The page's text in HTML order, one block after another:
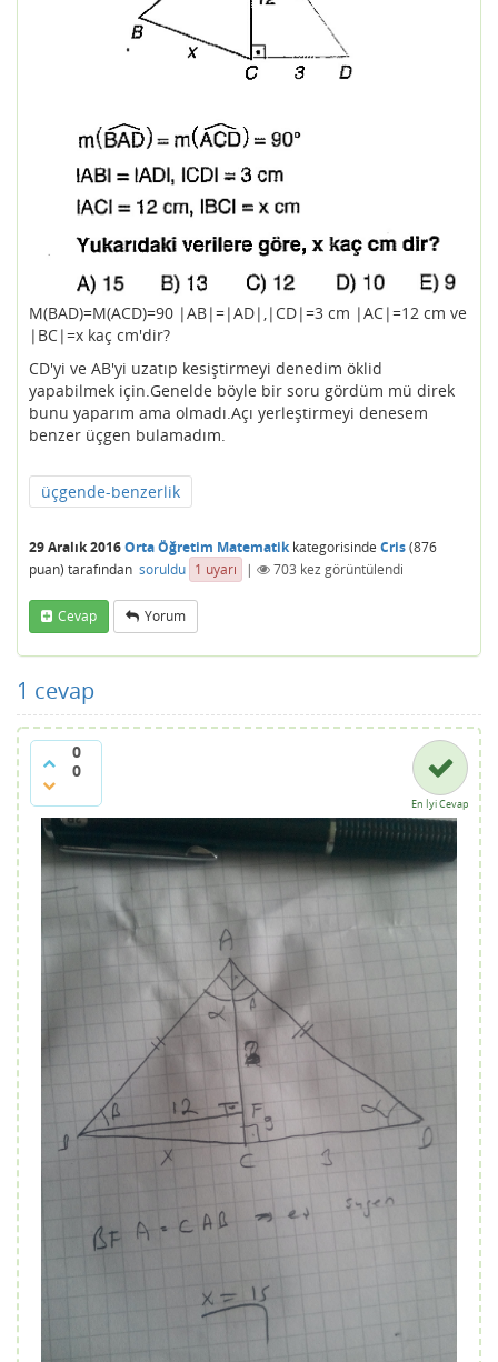
M(BAD)=M(ACD)=90 |AB|=|AD|,|CD|=3 cm |AC|=12 cm ve
|BC|=x kaç cm'dir?
CD'yi ve AB'yi uzatıp kesiştirmeyi denedim öklid
yapabilmek için.Genelde böyle bir soru gördüm mü direk
bunu yaparım ama olmadı.Açı yerleştirmeyi denesem
benzer üçgen bulamadım.
üçgende-benzerlik
29 Aralık 2016Orta Öğretim Matematikkategorisinde Cris(876
puan) tarafından soruldu 1 uyarı | 703 kez görüntülendi
Cevap Yorum
1 cevap
0
0
En İyi Cevap